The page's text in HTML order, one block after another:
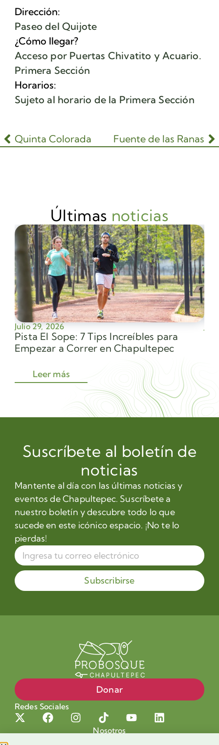
Dirección:
Paseo del Quijote
¿Cómo llegar?
Acceso por Puertas Chivatito y Acuario.
Primera Sección
Horarios:
Sujeto al horario de la Primera Sección
Quinta Colorada Fuente de las Ranas
Últimas noticias
Julio 29, 2026
Pista El Sope: 7 Tips Increíbles para
Empezar a Correr en Chapultepec
Leer más
Suscríbete al boletín de
noticias
Mantente al día con las últimas noticias y
eventos de Chapultepec. Suscríbete a
nuestro boletín y descubre todo lo que
sucede en este icónico espacio. ¡No te lo
pierdas!
Subscribirse
Donar
Redes Sociales
Nosotros